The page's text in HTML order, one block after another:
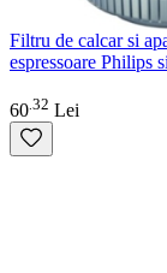
Filtru de calcar si
espressoare Philips
60 32 Lei